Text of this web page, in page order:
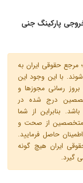
پارکینگ جنی
حقوقی ایران به
با این وجود این
رسانی مجوزها و
درج شده در
بنابراین از شما
متخصصین از صحت و
حاصل فرمایید.
ایران هیچ گونه
گیرد.